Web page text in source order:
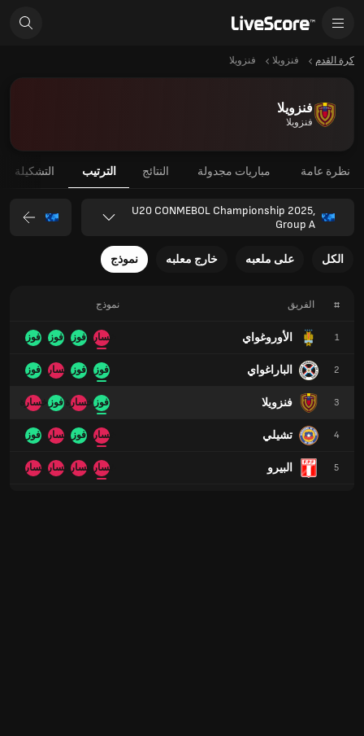
كرة القدم فنزويلا فنزويلا
فنزويلا
فنزويلا
نظرة عامة مباريات مجدولة النتائج الترتيب التشكيلة
U20 CONMEBOL Championship 2025,
Group A
الكل على ملعبه خارج معلبه نموذج
# الفريق
1 الأوروغواي
2 الباراغواي
3 فنزويلا
4 تشيلي
5 البيرو
نموذج
فوز فوز فوز خسارة
فوز خسارة فوز فوز
خسارة فوز خسارة فوز
فوز خسارة فوز خسارة
خسارة خسارة خسارة خسارة